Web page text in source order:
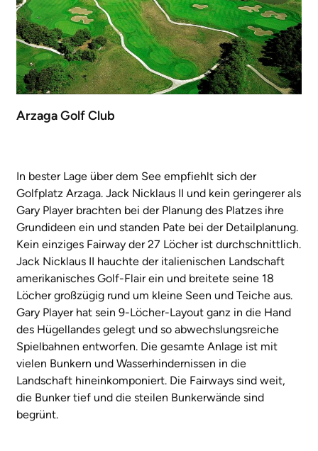
Arzaga Golf Club
In bester Lage über dem See empfiehlt sich der
Golfplatz Arzaga. Jack Nicklaus II und kein geringerer als
Gary Player brachten bei der Planung des Platzes ihre
Grundideen ein und standen Pate bei der Detailplanung.
Kein einziges Fairway der 27 Löcher ist durchschnittlich.
Jack Nicklaus II hauchte der italienischen Landschaft
amerikanisches Golf-Flair ein und breitete seine 18
Löcher großzügig rund um kleine Seen und Teiche aus.
Gary Player hat sein 9-Löcher-Layout ganz in die Hand
des Hügellandes gelegt und so abwechslungsreiche
Spielbahnen entworfen. Die gesamte Anlage ist mit
vielen Bunkern und Wasserhindernissen in die
Landschaft hineinkomponiert. Die Fairways sind weit,
die Bunker tief und die steilen Bunkerwände sind
begrünt.